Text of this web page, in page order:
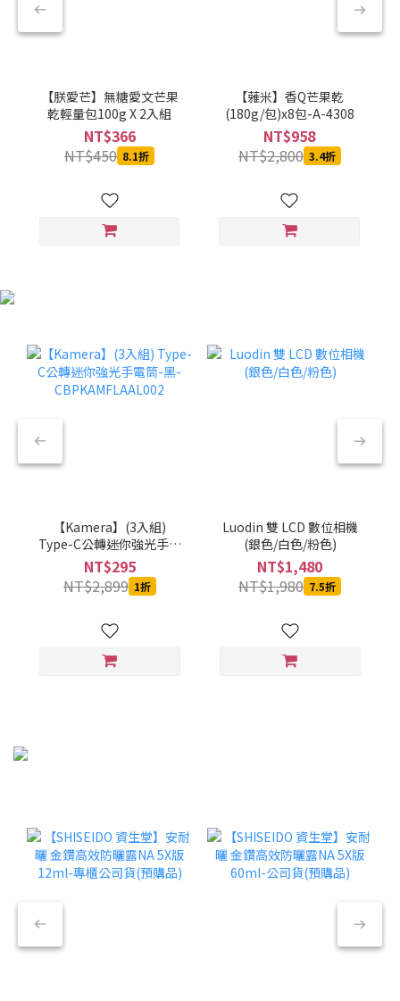
【朕愛芒】無糖愛文芒果
乾輕量包100g X 2入組
NT$366
NT$450 8.1折
【蕥米】香Q芒果乾
(180g/包)x8包-A-4308
NT$958
NT$2,800 3.4折
【Kamera】(3入組)
Type-C公轉迷你強光手電
筒-黑-CBPKAMFLAAL002
NT$295
NT$2,899 1折
Luodin 雙 LCD 數位相機
(銀色/白色/粉色)
NT$1,480
NT$1,980 7.5折